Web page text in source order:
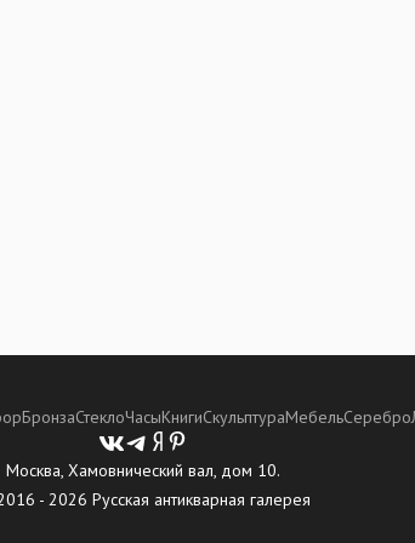
БронзаСтеклоЧасыКнигиСкульптураМебельСеребро
Москва, Хамовнический вал, дом 10.
- 2026 Русская антикварная галерея